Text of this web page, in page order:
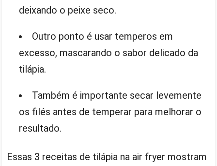
deixando o peixe seco.
Outro ponto é usar temperos em
excesso, mascarando o sabor delicado da
tilápia.
Também é importante secar levemente
os filés antes de temperar para melhorar o
resultado.
Essas 3 receitas de tilápia na air fryer mostram